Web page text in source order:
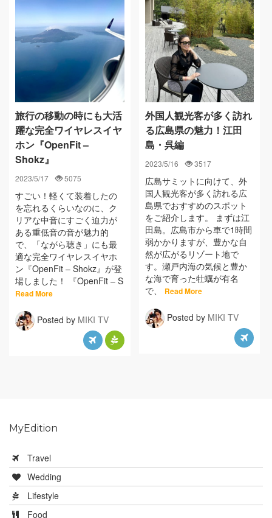
旅行の移動の時にも大活
躍な完全ワイヤレスイヤ
ホン『OpenFit –
Shokz』
2023/5/17 5075
すごい！軽くて装着したの
を忘れるくらいなのに、ク
リアな中音にすごく迫力が
ある重低音の音が魅力的
で、「ながら聴き」にも最
適な完全ワイヤレスイヤホ
ン『OpenFit – Shokz』が登
場しました！ 『OpenFit – S
Read More
Posted by MIKI TV
外国人観光客が多く訪れ
る広島県の魅力！江田
島・呉編
2023/5/16 3517
広島サミットに向けて、外
国人観光客が多く訪れる広
島県でおすすめのスポット
をご紹介します。 まずは江
田島。広島市から車で1時間
弱かかりますが、豊かな自
然が広がるリゾート地で
す。瀬戸内海の気候と豊か
な海で育った牡蠣が有名
で、
Read More
Posted by MIKI TV
MyEdition
Travel
Wedding
Lifestyle
Food